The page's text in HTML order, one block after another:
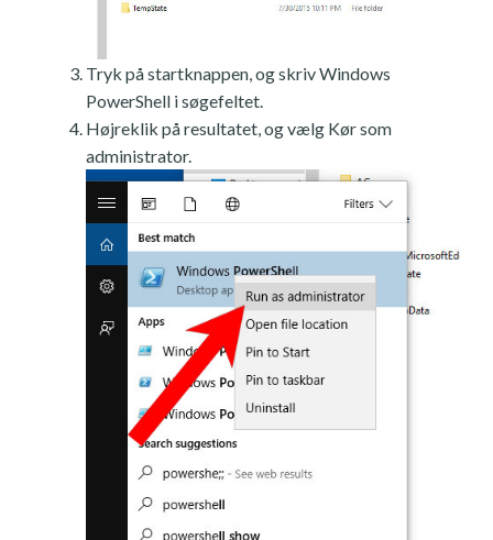
Tryk på startknappen, og skriv Windows
PowerShell i søgefeltet.
Højreklik på resultatet, og vælg Kør som
administrator.